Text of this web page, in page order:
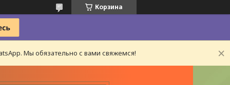
Корзина
Мы обязательно с вами свяжемся!